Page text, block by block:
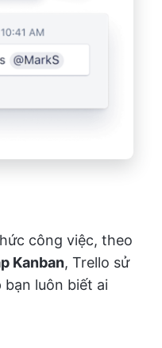
công việc, theo
Kanban, Trello sử
luôn biết ai